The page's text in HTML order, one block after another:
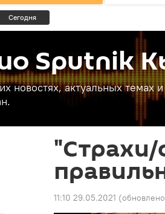
Сегодня
Sputnik
новостях, актуальных темах
11:10 29.05.2021